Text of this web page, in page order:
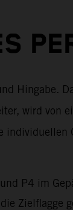
Hingabe.
wird
P4 im
Zielflagge